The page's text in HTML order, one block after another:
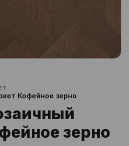
Кофейное зерно
зерно